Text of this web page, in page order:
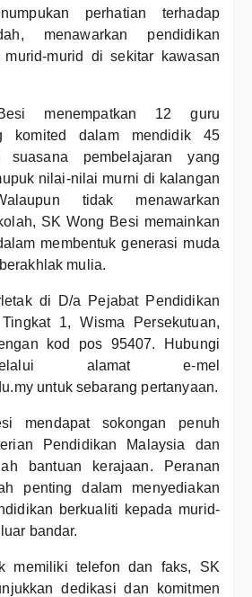
perhatian terhadap
menawarkan pendidikan
murid-murid di sekitar kawasan
menempatkan 12 guru
komited dalam mendidik 45
suasana pembelajaran yang
nilai-nilai murni di kalangan
tidak menawarkan
SK Wong Besi memainkan
membentuk generasi muda
mulia.
di D/a Pejabat Pendidikan
1, Wisma Persekutuan,
kod pos 95407. Hubungi
alamat e-mel
untuk sebarang pertanyaan.
mendapat sokongan penuh
Pendidikan Malaysia dan
bantuan kerajaan. Peranan
penting dalam menyediakan
berkualiti kepada murid-
bandar.
memiliki telefon dan faks, SK
dedikasi dan komitmen